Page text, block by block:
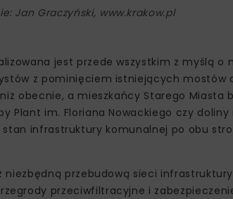
Jan Graczyński, www.krakow.pl
jest przede wszystkim z myślą o
z pominięciem istniejących mostów
obecnie, a mieszkańcy Starego Miasta
im. Floriana Nowackiego czy doliny
infrastruktury komunalnej po obu
przebudową sieci
przeciwfiltracyjne i